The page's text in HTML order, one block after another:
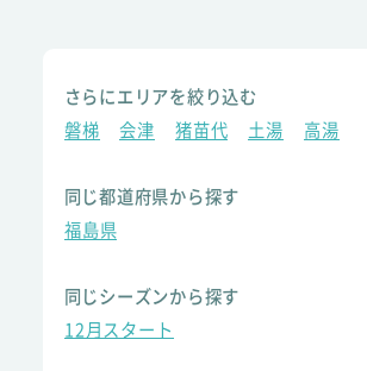
さらにエリアを絞り込む
磐梯
会津 猪苗代 土湯 高湯
同じ都道府県から探す
福島県
同じシーズンから探す
12月スタート